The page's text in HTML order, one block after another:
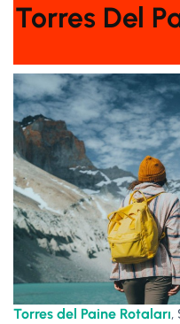
Torres Del
Torres del Paine Rotaları,